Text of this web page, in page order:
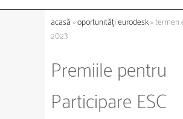
acasă»oportunităţi eurodesk» termen
2023
Premiile pentru
Participare ESC